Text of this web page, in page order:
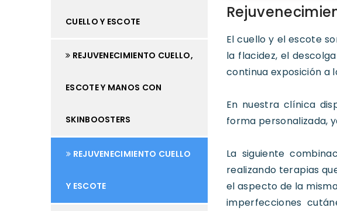
CUELLO Y ESCOTE
REJUVENECIMIENTO CUELLO,
ESCOTE Y MANOS CON
SKINBOOSTERS
REJUVENECIMIENTO CUELLO
Y ESCOTE
El cuello y el escote
la flacidez, el
continua exposición a
En nuestra clínica
forma personalizada,
La siguiente
realizando terapias
el aspecto de la
imperfecciones